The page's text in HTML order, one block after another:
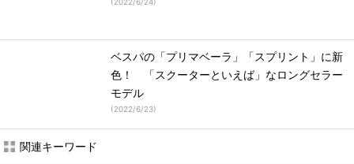
ベスパの「プリマベーラ」「スプリント」に新
色！ 「スクーターといえば」なロングセラー
モデル
(2022/6/23)
関連キーワード